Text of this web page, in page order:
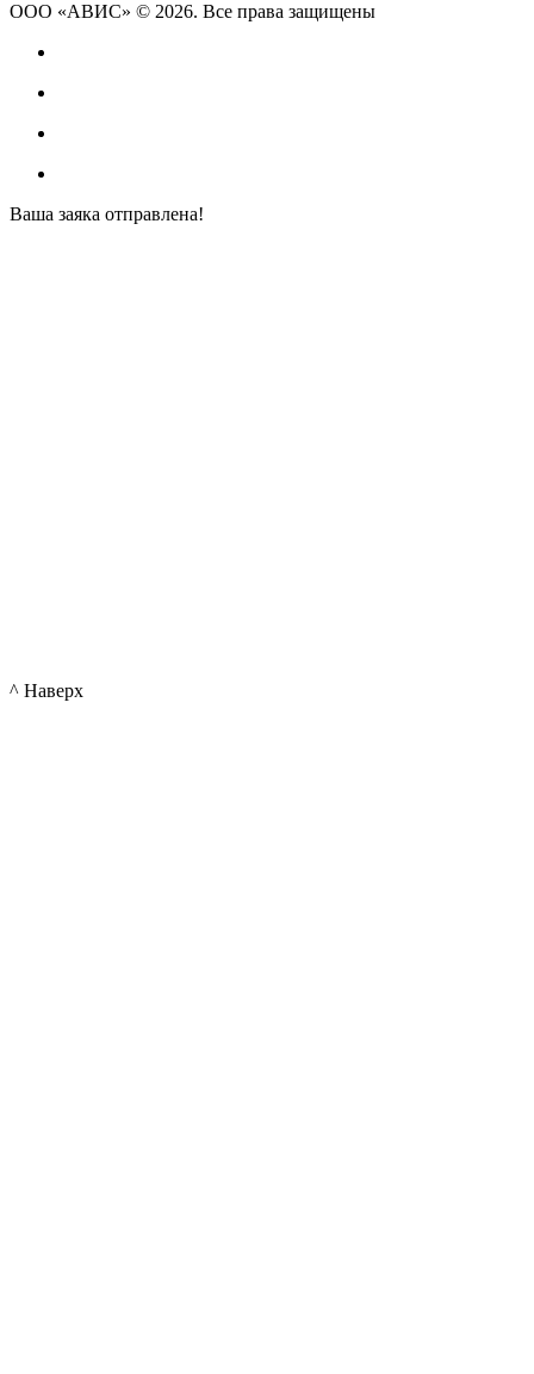
ООО «АВИС» © 2026. Все права защищены
Ваша заяка отправлена!
^ Наверх